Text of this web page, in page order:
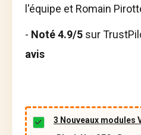
l'équipe et Romain
- Noté 4.9/5 sur
avis
3 Nouveaux modules